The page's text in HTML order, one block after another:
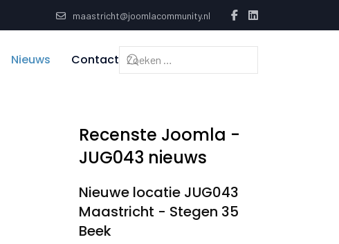
maastricht@joomlacommunity.nl
Nieuws Contact
Recenste Joomla -
JUG043 nieuws
Nieuwe locatie JUG043
Maastricht - Stegen 35
Beek